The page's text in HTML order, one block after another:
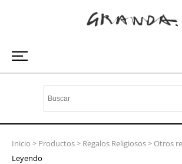
Inicio > Productos> Regalos Religiosos> Otros
Leyendo